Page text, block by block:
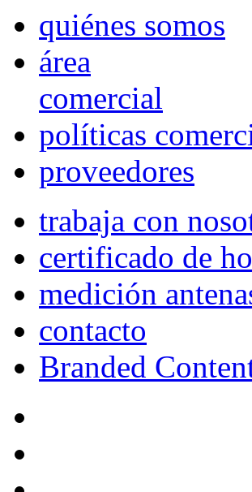
quiénes somos
área
comercial
políticas
proveedores
trabaja con
certificado de
medición
contacto
Branded